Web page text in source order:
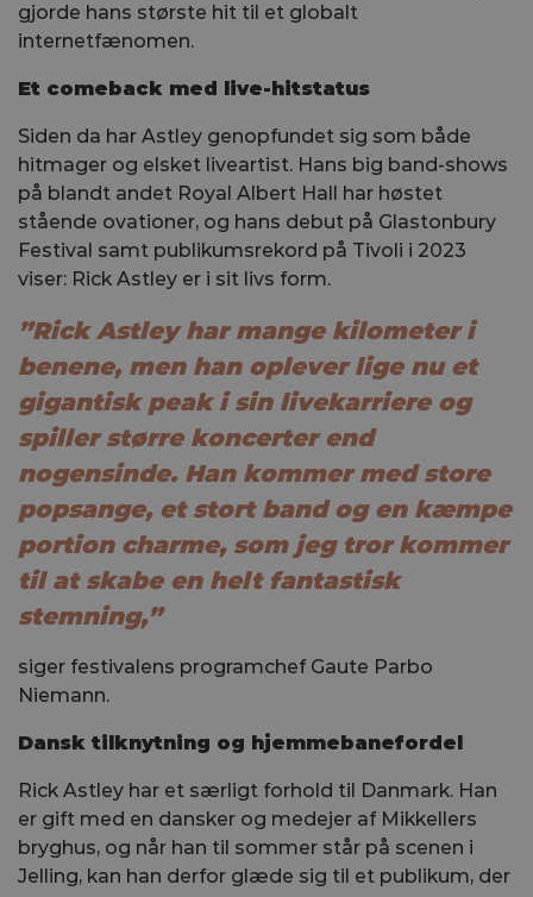
gjorde hans største hit til et globalt
internetfænomen.
Et comeback med live-hitstatus
Siden da har Astley genopfundet sig som både
hitmager og elsket liveartist. Hans big band-shows
på blandt andet Royal Albert Hall har høstet
stående ovationer, og hans debut på Glastonbury
Festival samt publikumsrekord på Tivoli i 2023
viser: Rick Astley er i sit livs form.
”Rick Astley har mange kilometer i
benene, men han oplever lige nu et
gigantisk peak i sin livekarriere og
spiller større koncerter end
nogensinde. Han kommer med store
popsange, et stort band og en kæmpe
portion charme, som jeg tror kommer
til at skabe en helt fantastisk
stemning,”
siger festivalens programchef Gaute Parbo
Niemann.
Dansk tilknytning og hjemmebanefordel
Rick Astley har et særligt forhold til Danmark. Han
er gift med en dansker og medejer af Mikkellers
bryghus, og når han til sommer står på scenen i
Jelling, kan han derfor glæde sig til et publikum, der